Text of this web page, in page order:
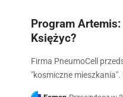
Program
Księżyc?
Firma PneumoCell
"kosmiczne